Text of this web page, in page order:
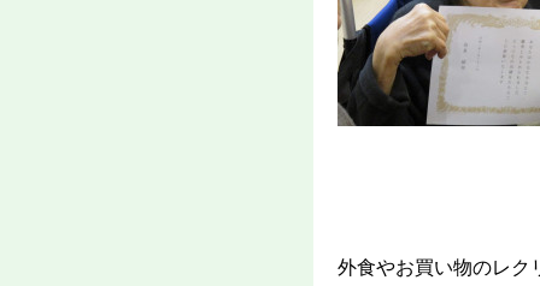
外食やお買い物のレク